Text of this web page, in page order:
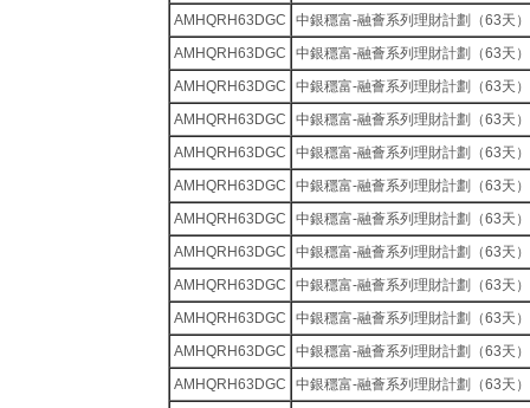
AMHQRH63DGC
中銀穩富-融薈系列理財計劃（63天）
AMHQRH63DGC
中銀穩富-融薈系列理財計劃（63天）
AMHQRH63DGC
中銀穩富-融薈系列理財計劃（63天）
AMHQRH63DGC
中銀穩富-融薈系列理財計劃（63天）
AMHQRH63DGC
中銀穩富-融薈系列理財計劃（63天）
AMHQRH63DGC
中銀穩富-融薈系列理財計劃（63天）
AMHQRH63DGC
中銀穩富-融薈系列理財計劃（63天）
AMHQRH63DGC
中銀穩富-融薈系列理財計劃（63天）
AMHQRH63DGC
中銀穩富-融薈系列理財計劃（63天）
AMHQRH63DGC
中銀穩富-融薈系列理財計劃（63天）
AMHQRH63DGC
中銀穩富-融薈系列理財計劃（63天）
AMHQRH63DGC
中銀穩富-融薈系列理財計劃（63天）